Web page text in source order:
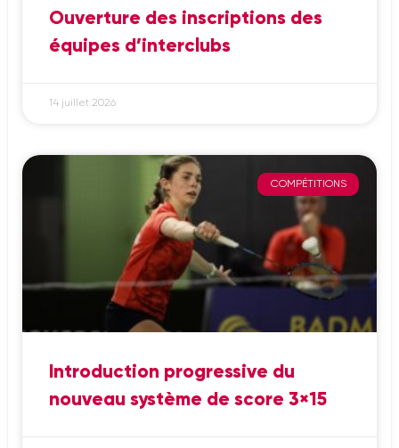
Ouverture des inscriptions des
équipes d’interclubs
14 juillet 2026
COMPÉTITIONS
Introduction progressive du
nouveau système de score 3×15